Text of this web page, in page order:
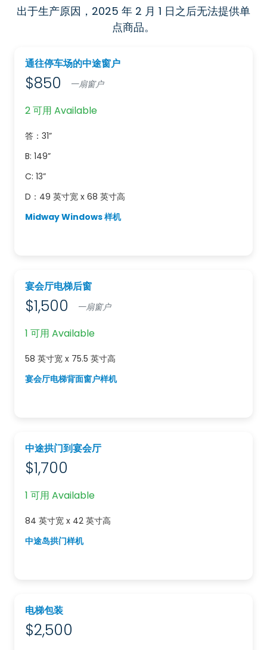
出于生产原因，2025 年 2 月 1 日之后无法提供单
点商品。
通往停车场的中途窗户
$850 一扇窗户
2 可用 Available
答：31”
B: 149”
C: 13”
D：49 英寸宽 x 68 英寸高
Midway Windows 样机
宴会厅电梯后窗
$1,500 一扇窗户
1 可用 Available
58 英寸宽 x 75.5 英寸高
宴会厅电梯背面窗户样机
中途拱门到宴会厅
$1,700
1 可用 Available
84 英寸宽 x 42 英寸高
中途岛拱门样机
电梯包装
$2,500